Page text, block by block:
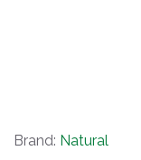
Brand: Natural